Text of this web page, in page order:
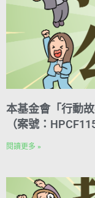
本基金會「行動
（案號：
閱讀更多 »